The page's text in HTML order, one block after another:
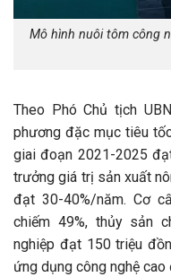
Mô hình nuôi tôm công
Theo Phó Chủ tịch
phương đặc mục tiêu
giai đoạn 2021-2025
trưởng giá trị sản xuất
đạt 30-40%/năm. Cơ
chiếm 49%, thủy sản
nghiệp đạt 150 triệu
ứng dụng công nghệ